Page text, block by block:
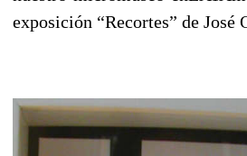
exposición “Recortes” de José